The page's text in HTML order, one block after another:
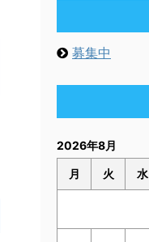
募集中
2026年8月
月 火 水